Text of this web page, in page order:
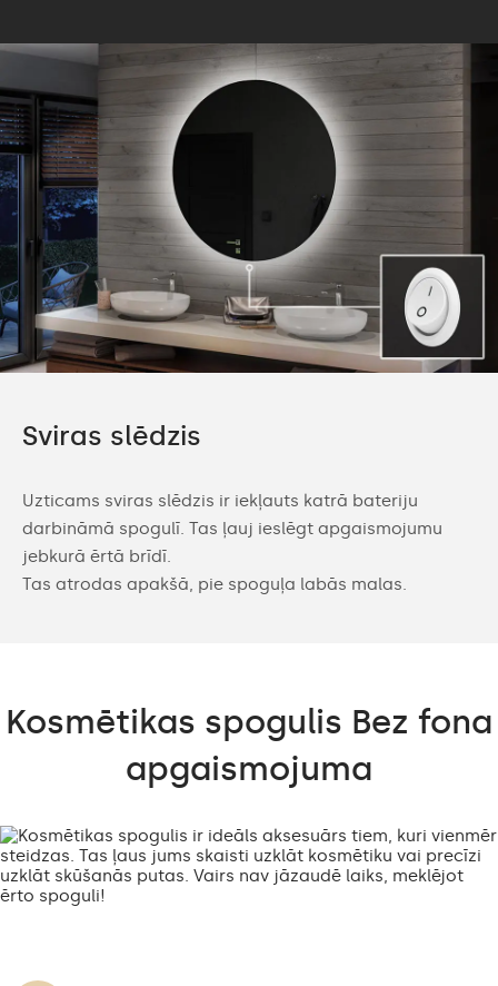
Sviras slēdzis
Uzticams sviras slēdzis ir iekļauts katrā bateriju
darbināmā spogulī. Tas ļauj ieslēgt apgaismojumu
jebkurā ērtā brīdī.
Tas atrodas apakšā, pie spoguļa labās malas.
Kosmētikas spogulis Bez fona
apgaismojuma